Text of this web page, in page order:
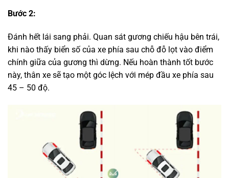
Bước 2:
Đánh hết lái sang phải. Quan sát gương chiếu hậu bên trái,
khi nào thấy biển số của xe phía sau chỗ đỗ lọt vào điểm
chính giữa của gương thì dừng. Nếu hoàn thành tốt bước
này, thân xe sẽ tạo một góc lệch với mép đầu xe phía sau
45 – 50 độ.